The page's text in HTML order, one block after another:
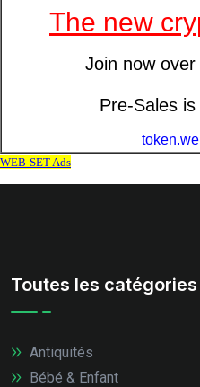
Toutes les catégories
Antiquités
Bébé & Enfant